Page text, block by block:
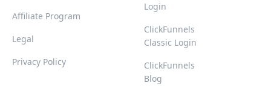
Affiliate Program
Legal
Privacy Policy
Login
ClickFunnels
Classic Login
ClickFunnels
Blog